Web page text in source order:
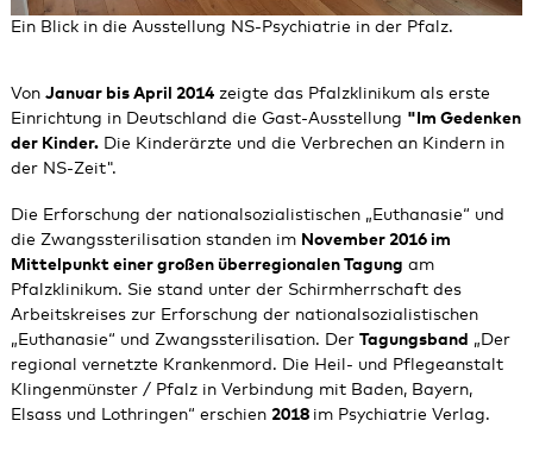
Ein Blick in die Ausstellung NS-Psychiatrie in der Pfalz.
Von Januar bis April 2014zeigte das Pfalzklinikum als erste
Einrichtung in Deutschland die Gast-Ausstellung "Im Gedenken
der Kinder.Die Kinderärzte und die Verbrechen an Kindern in
der NS-Zeit".
Die Erforschung der nationalsozialistischen „Euthanasie“ und
die Zwangssterilisation standen im November 2016 im
Mittelpunkt einer großen überregionalen Tagung am
Pfalzklinikum. Sie stand unter der Schirmherrschaft des
Arbeitskreises zur Erforschung der nationalsozialistischen
„Euthanasie“ und Zwangssterilisation. Der Tagungsband „Der
regional vernetzte Krankenmord. Die Heil- und Pflegeanstalt
Klingenmünster / Pfalz in Verbindung mit Baden, Bayern,
Elsass und Lothringen“ erschien 2018 im Psychiatrie Verlag.